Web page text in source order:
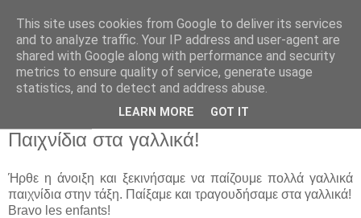
Παιδικός Σταθμός-
Νηπιαγωγείο "ΔΕΛΑΣΑΛ"
Παιχνίδια στα γαλλικά!
Ήρθε η άνοιξη και ξεκινήσαμε να παίζουμε πολλά γαλλικά
παιχνίδια στην τάξη. Παίξαμε και τραγουδήσαμε στα γαλλικά!
Bravo les enfants!
This site uses cookies from Google to deliver its services
and to analyze traffic. Your IP address and user-agent are
shared with Google along with performance and security
metrics to ensure quality of service, generate usage
statistics, and to detect and address abuse.
LEARN MORE GOT IT